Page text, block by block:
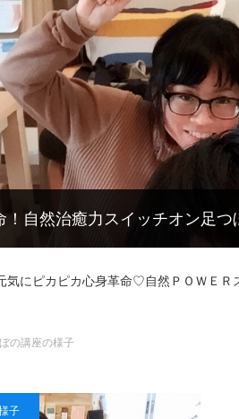
！自然治癒力スイッチオン足つ
気にピカピカ心身革命♡自然ＰＯＷＥ
の講座の様子
子